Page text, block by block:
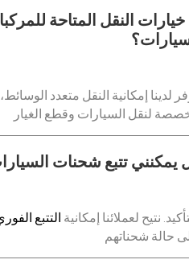
خيارات النقل المتاحة
لدينا إمكانية النقل متعدد
يمكنني تتبع شحنات
نتيح لعملائنا إمكانية التتبع